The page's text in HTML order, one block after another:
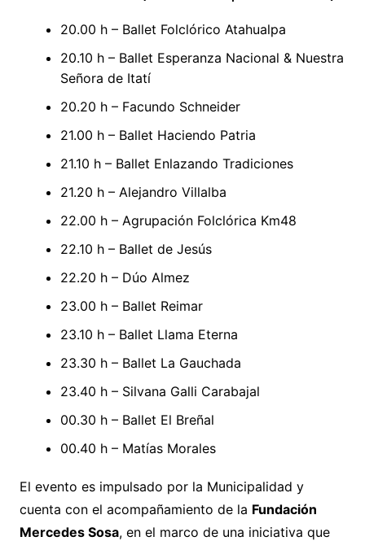
20.00 h – Ballet Folclórico Atahualpa
20.10 h – Ballet Esperanza Nacional & Nuestra
Señora de Itatí
20.20 h – Facundo Schneider
21.00 h – Ballet Haciendo Patria
21.10 h – Ballet Enlazando Tradiciones
21.20 h – Alejandro Villalba
22.00 h – Agrupación Folclórica Km48
22.10 h – Ballet de Jesús
22.20 h – Dúo Almez
23.00 h – Ballet Reimar
23.10 h – Ballet Llama Eterna
23.30 h – Ballet La Gauchada
23.40 h – Silvana Galli Carabajal
00.30 h – Ballet El Breñal
00.40 h – Matías Morales
El evento es impulsado por la Municipalidad y
cuenta con el acompañamiento de la Fundación
Mercedes Sosa, en el marco de una iniciativa que